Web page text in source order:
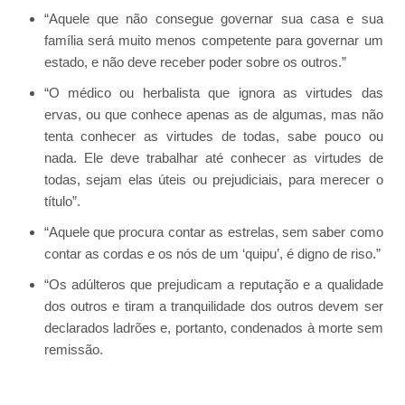
“Aquele que não consegue governar sua casa e sua
família será muito menos competente para governar um
estado, e não deve receber poder sobre os outros.”
“O médico ou herbalista que ignora as virtudes das
ervas, ou que conhece apenas as de algumas, mas não
tenta conhecer as virtudes de todas, sabe pouco ou
nada. Ele deve trabalhar até conhecer as virtudes de
todas, sejam elas úteis ou prejudiciais, para merecer o
título”.
“Aquele que procura contar as estrelas, sem saber como
contar as cordas e os nós de um ‘quipu’, é digno de riso.”
“Os adúlteros que prejudicam a reputação e a qualidade
dos outros e tiram a tranquilidade dos outros devem ser
declarados ladrões e, portanto, condenados à morte sem
remissão.